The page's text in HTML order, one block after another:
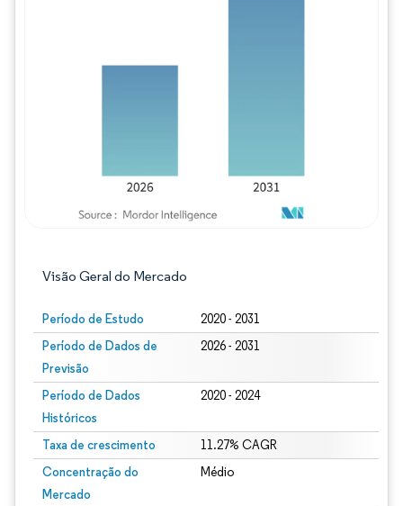
Visão Geral do Mercado
Período de Estudo 2020 - 2031
Período de Dados de
Previsão
2026 - 2031
Período de Dados
Históricos
2020 - 2024
Taxa de crescimento 11.27% CAGR
Concentração do
Mercado
Médio